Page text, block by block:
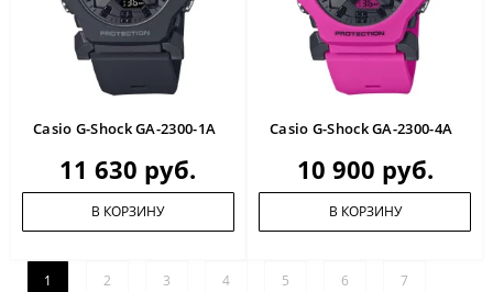
Casio G-Shock GA-2300-1A
11 630 руб.
В КОРЗИНУ
Casio G-Shock GA-2300-4A
10 900 руб.
В КОРЗИНУ
1 2 3 4 5 6 7